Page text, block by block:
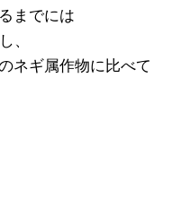
までには
、
ネギ属作物に比べて